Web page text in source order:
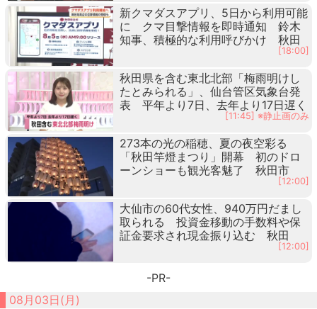
新クマダスアプリ、5日から利用可能
に クマ目撃情報を即時通知 鈴木
知事、積極的な利用呼びかけ 秋田
[18:00]
秋田県を含む東北北部「梅雨明けし
たとみられる」、仙台管区気象台発
表 平年より7日、去年より17日遅く
[11:45] ※静止画のみ
273本の光の稲穂、夏の夜空彩る
「秋田竿燈まつり」開幕 初のドロ
ーンショーも観光客魅了 秋田市
[12:00]
大仙市の60代女性、940万円だまし
取られる 投資金移動の手数料や保
証金要求され現金振り込む 秋田
[12:00]
-PR-
08月03日(月)